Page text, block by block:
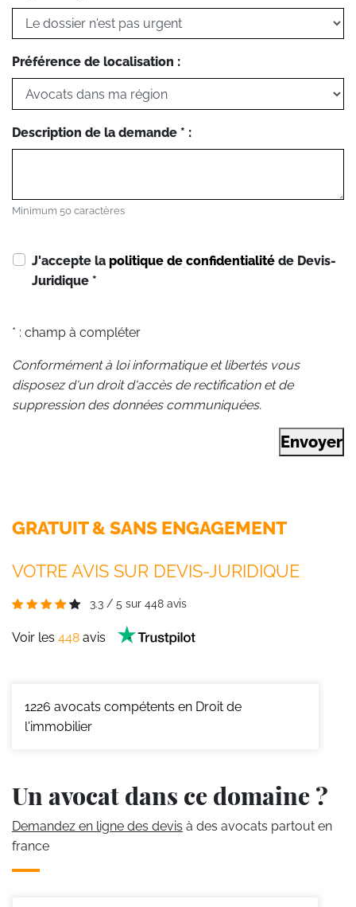
Préférence de localisation :
Description de la demande * :
Minimum 50 caractères
J'accepte la politique de confidentialité de Devis-
Juridique *
* : champ à compléter
Conformément à loi informatique et libertés vous
disposez d'un droit d'accès de rectification et de
suppression des données communiquées.
Envoyer
GRATUIT & SANS ENGAGEMENT
VOTRE AVIS SUR DEVIS-JURIDIQUE
3.3 / 5 sur 448 avis
Voir les 448 avis
1226 avocats compétents en Droit de
l'immobilier
Un avocat dans ce domaine ?
Demandez en ligne des devis à des avocats partout en
france